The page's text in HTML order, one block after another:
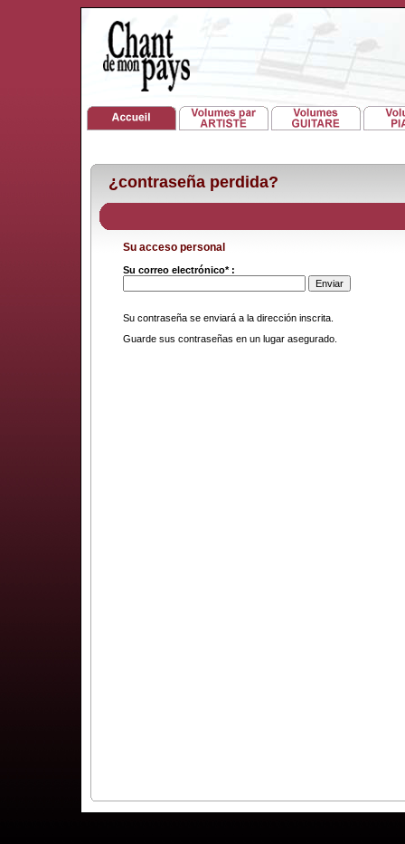
¿contraseña perdida?
Su acceso personal
Su correo electrónico* :
Su contraseña se enviará a la dirección inscrita.
Guarde sus contraseñas en un lugar asegurado.